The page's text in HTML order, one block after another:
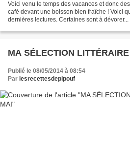
Voici venu le temps des vacances et donc
café devant une boisson bien fraîche ! Voici
dernières lectures. Certaines sont à
MA SÉLECTION
Publié le 08/05/2014 à 08:54
Par lesrecettesdepipouf